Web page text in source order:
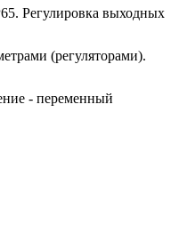
Регулировка выходных
(регуляторами).
- переменный